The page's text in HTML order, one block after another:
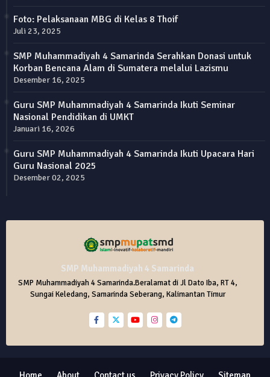
Foto: Pelaksanaan MBG di Kelas 8 Thoif
Juli 23, 2025
SMP Muhammadiyah 4 Samarinda Serahkan Donasi untuk
Korban Bencana Alam di Sumatera melalui Lazismu
Desember 16, 2025
Guru SMP Muhammadiyah 4 Samarinda Ikuti Seminar
Nasional Pendidikan di UMKT
Januari 16, 2026
Guru SMP Muhammadiyah 4 Samarinda Ikuti Upacara Hari
Guru Nasional 2025
Desember 02, 2025
SMP Muhammadiyah 4 Samarinda
SMP Muhammadiyah 4 Samarinda.Beralamat di Jl Dato Iba, RT 4,
Sungai Keledang, Samarinda Seberang, Kalimantan Timur